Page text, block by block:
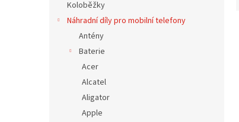
Koloběžky
Náhradní díly pro mobilní telefony
Antény
Baterie
Acer
Alcatel
Aligator
Apple